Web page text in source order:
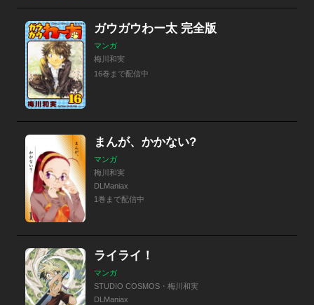
ガウガウわー太 完全版
マンガ
梅川和実
16巻まで配信中
まんが、かかない?
マンガ
梅川和実
DLManiax
1巻まで配信中
ライライ！
マンガ
STUDIO COSMOS・梅川和実
DLManiax